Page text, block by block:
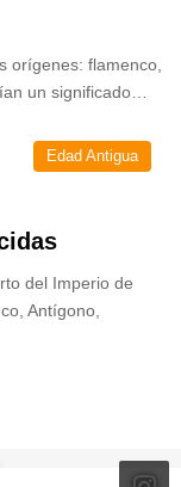
orígenes: flamenco,
un significado…
Edad Antigua
del Imperio de
Antígono,